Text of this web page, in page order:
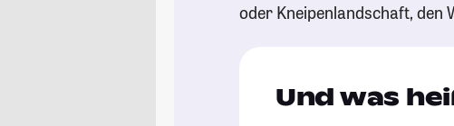
oder Kneipenlandschaft,
Und was